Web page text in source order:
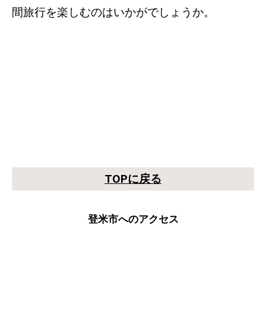
間旅行を楽しむのはいかがでしょうか。
TOPに戻る
登米市へのアクセス